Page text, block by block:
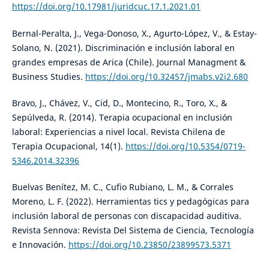
https://doi.org/10.17981/juridcuc.17.1.2021.01
Bernal-Peralta, J., Vega-Donoso, X., Agurto-López, V., & Estay-
Solano, N. (2021). Discriminación e inclusión laboral en
grandes empresas de Arica (Chile). Journal Managment &
Business Studies. https://doi.org/10.32457/jmabs.v2i2.680
Bravo, J., Chávez, V., Cid, D., Montecino, R., Toro, X., &
Sepúlveda, R. (2014). Terapia ocupacional en inclusión
laboral: Experiencias a nivel local. Revista Chilena de
Terapia Ocupacional, 14(1). https://doi.org/10.5354/0719-
5346.2014.32396
Buelvas Benítez, M. C., Cufio Rubiano, L. M., & Corrales
Moreno, L. F. (2022). Herramientas tics y pedagógicas para
inclusión laboral de personas con discapacidad auditiva.
Revista Sennova: Revista Del Sistema de Ciencia, Tecnología
e Innovación. https://doi.org/10.23850/23899573.5371